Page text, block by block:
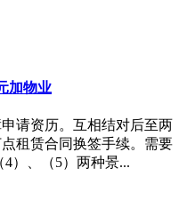
加物业
请资历。互相结对后至两
租赁合同换签手续。需要
）、（5）两种景...